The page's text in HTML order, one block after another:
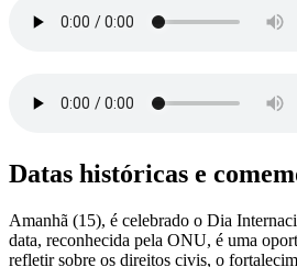
Datas históricas e
Amanhã (15), é celebrado o Dia
data, reconhecida pela ONU, é uma
refletir sobre os direitos civis, o